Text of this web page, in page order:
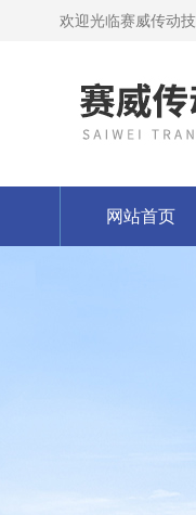
欢迎光临赛威传动
网站首页